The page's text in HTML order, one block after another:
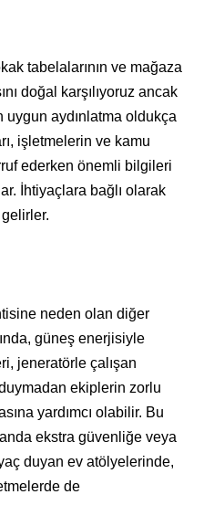
tabelalarının ve mağaza
doğal karşılıyoruz ancak
aydınlatma oldukça
işletmelerin ve kamu
ederken önemli bilgileri
İhtiyaçlara bağlı olarak
neden olan diğer
güneş enerjisiyle
jeneratörle çalışan
ekiplerin zorlu
yardımcı olabilir. Bu
ekstra güvenliğe veya
duyan ev atölyelerinde,
de